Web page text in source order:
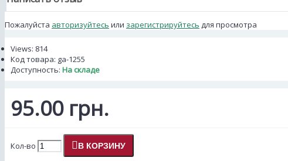
Пожалуйста авторизуйтесь или зарегистрируйтесь для просмотра
Views: 814
Код товара: ga-1255
Доступность: На складе
95.00 грн.
Кол-во В КОРЗИНУ